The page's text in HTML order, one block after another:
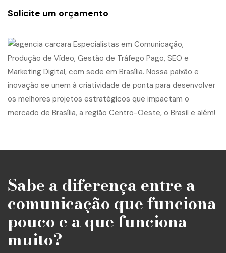
Solicite um orçamento
Sabe a diferença entre a
comunicação que funciona
pouco e a que funciona
muito?